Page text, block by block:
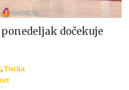
dočekuje
,Turija